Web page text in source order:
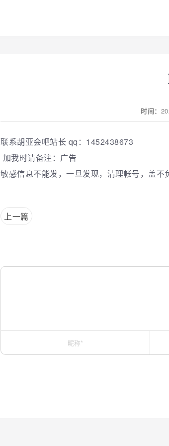
时间：
联系胡亚会吧站长 qq：1452438673
加我时请备注：广告
敏感信息不能发，一旦发现，清理帐号，盖不
上一篇